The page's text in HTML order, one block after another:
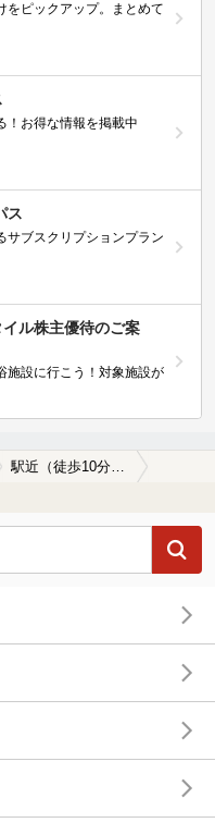
をピックアップ。まとめて
！お得な情報を掲載中
ス
サブスクリプションプラン
イル株主優待のご案
施設に行こう！対象施設が
駅近（徒歩10分以内）の銚子駅近くの温泉、日帰り温泉、スーパー銭湯おすすめ